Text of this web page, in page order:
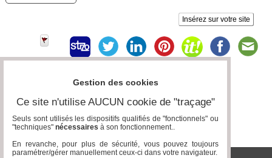
Accueil
Agenda
Vidéos
Médias
du
groupe
Insérez sur votre site
Page 0 / 0
Gestion des cookies
Ce site n'utilise AUCUN cookie de "traçage"
Seuls sont utilisés les dispositifs qualifiés de "fonctionnels" ou
"techniques" nécessaires à son fonctionnement..
En revanche, pour plus de sécurité, vous pouvez toujours
paramétrer/gérer manuellement ceux-ci dans votre navigateur.